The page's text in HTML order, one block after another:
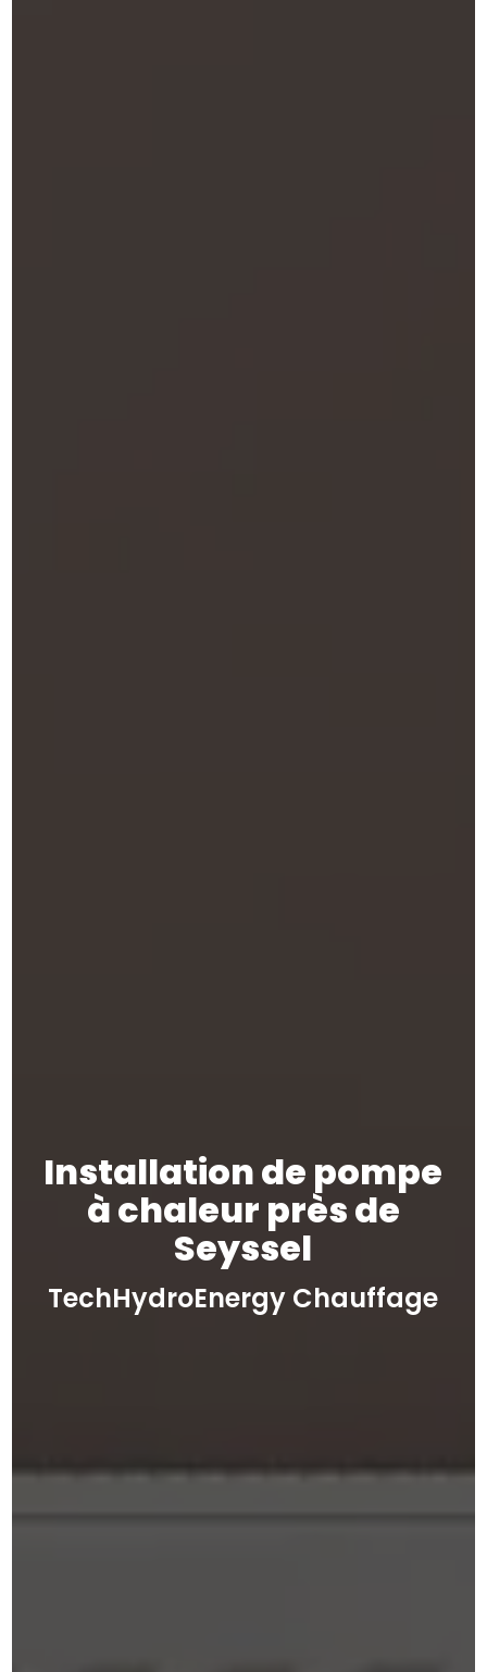
Installation de pompe
à chaleur près de
Seyssel
TechHydroEnergy Chauffage